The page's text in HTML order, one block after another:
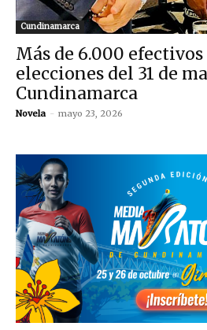
Cundinamarca
Más de 6.000
elecciones del 31 de
Cundinamarca
Novela - mayo 23, 2026